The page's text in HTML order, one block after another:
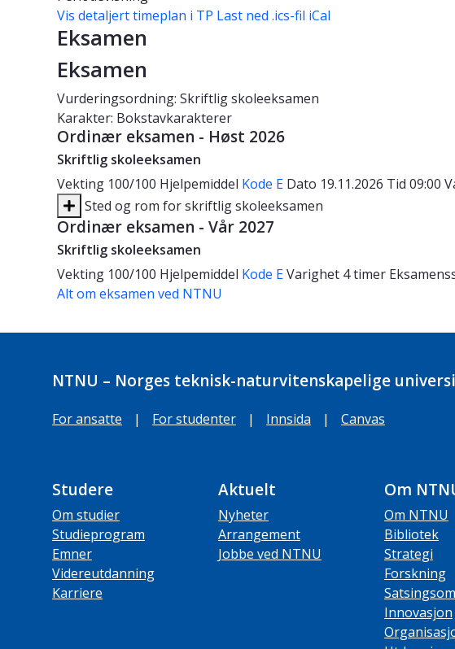
Vis detaljert timeplan i TP Last ned .ics-fil iCal
Eksamen
Eksamen
Vurderingsordning: Skriftlig skoleeksamen
Karakter: Bokstavkarakterer
Ordinær eksamen - Høst 2026
Skriftlig skoleeksamen
Vekting 100/100 Hjelpemiddel Kode E Dato 19.11.2026 Tid 09:00
Sted og rom for skriftlig skoleeksamen
Ordinær eksamen - Vår 2027
Skriftlig skoleeksamen
Vekting 100/100 Hjelpemiddel Kode EVarighet 4 timer
Alt om eksamen ved NTNU
NTNU – Norges teknisk-naturvitenskapelige
For ansatte | For studenter | Innsida | Canvas
Studere
Om studier
Studieprogram
Emner
Videreutdanning
Karriere
Aktuelt
Nyheter
Arrangement
Jobbe ved NTNU
Om
Om NTNU
Bibliotek
Strategi
Forskning
Innovasjon